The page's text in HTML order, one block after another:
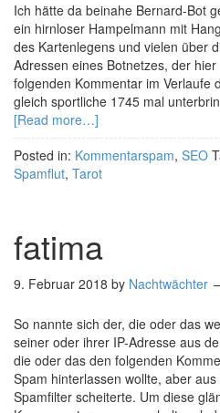
Ich hätte da beinahe Bernard-Bot
ein hirnloser Hampelmann mit
des Kartenlegens und vielen über
Adressen eines Botnetzes, der
folgenden Kommentar im Verlaufe
gleich sportliche 1745 mal
[Read more…]
Posted in: Kommentarspam, SEO
Spamflut, Tarot
fatima
9. Februar 2018 by Nachtwächter
So nannte sich der, die oder das
seiner oder ihrer IP-Adresse aus
die oder das den folgenden
Spam hinterlassen wollte, aber
Spamfilter scheiterte. Um diese